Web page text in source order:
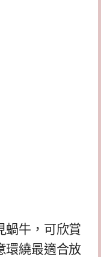
蝸牛，可欣賞
環繞最適合放